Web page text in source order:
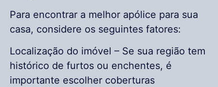
Para encontrar a melhor apólice para sua
casa, considere os seguintes fatores:
Localização do imóvel – Se sua região tem
histórico de furtos ou enchentes, é
importante escolher coberturas